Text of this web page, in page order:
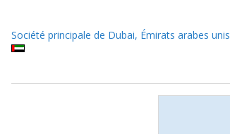
Société principale de Dubai, Émirats arabes unis